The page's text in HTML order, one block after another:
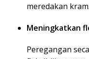
meredakan kram.
Meningkatkan
Peregangan